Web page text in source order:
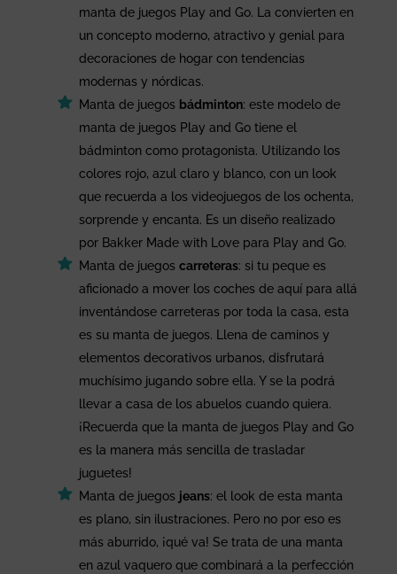
manta de juegos Play and Go. La convierten en
un concepto moderno, atractivo y genial para
decoraciones de hogar con tendencias
modernas y nórdicas.
Manta de juegos bádminton: este modelo de
manta de juegos Play and Go tiene el
bádminton como protagonista. Utilizando los
colores rojo, azul claro y blanco, con un look
que recuerda a los videojuegos de los ochenta,
sorprende y encanta. Es un diseño realizado
por Bakker Made with Love para Play and Go.
Manta de juegos carreteras: si tu peque es
aficionado a mover los coches de aquí para allá
inventándose carreteras por toda la casa, esta
es su manta de juegos. Llena de caminos y
elementos decorativos urbanos, disfrutará
muchísimo jugando sobre ella. Y se la podrá
llevar a casa de los abuelos cuando quiera.
¡Recuerda que la manta de juegos Play and Go
es la manera más sencilla de trasladar
juguetes!
Manta de juegos jeans: el look de esta manta
es plano, sin ilustraciones. Pero no por eso es
más aburrido, ¡qué va! Se trata de una manta
en azul vaquero que combinará a la perfección